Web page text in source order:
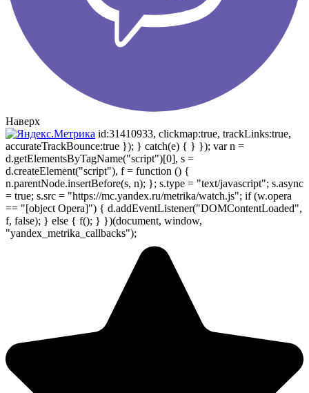
Наверх
id:31410933, clickmap:true, trackLinks:true,
accurateTrackBounce:true }); } catch(e) { } }); var n =
d.getElementsByTagName("script")[0], s =
d.createElement("script"), f = function () {
n.parentNode.insertBefore(s, n); }; s.type = "text/javascript"; s.async
= true; s.src = "https://mc.yandex.ru/metrika/watch.js"; if (w.opera
== "[object Opera]") { d.addEventListener("DOMContentLoaded",
f, false); } else { f(); } })(document, window,
"yandex_metrika_callbacks");